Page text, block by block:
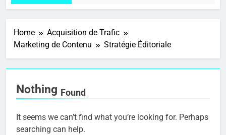
Home
Acquisition de Trafic
Marketing de Contenu
Stratégie Éditoriale
Nothing Found
It seems we can’t find what you’re looking for. Perhaps
searching can help.